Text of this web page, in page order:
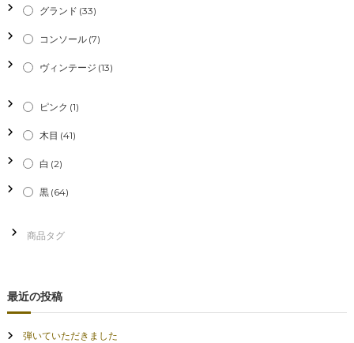
シ
ョ
グランド (33)
コンソール (7)
ヴィンテージ (13)
ピンク (1)
木目 (41)
白 (2)
黒 (64)
最近の投稿
弾いていただきました